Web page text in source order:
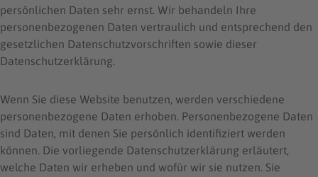
persönlichen Daten sehr ernst. Wir behandeln Ihre
personenbezogenen Daten vertraulich und entsprechend den
gesetzlichen Datenschutzvorschriften sowie dieser
Datenschutzerklärung.
Wenn Sie diese Website benutzen, werden verschiedene
personenbezogene Daten erhoben. Personenbezogene Daten
sind Daten, mit denen Sie persönlich identifiziert werden
können. Die vorliegende Datenschutzerklärung erläutert,
welche Daten wir erheben und wofür wir sie nutzen. Sie